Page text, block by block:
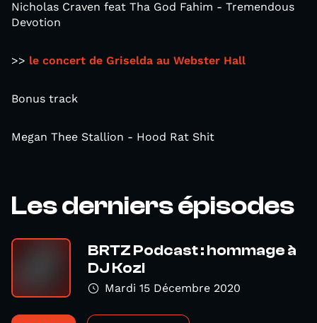
Nicholas Craven feat Tha God Fahim - Tremendous
Devotion
>> le concert de Griselda au Webster Hall
Bonus track
Megan Thee Stallion - Hood Rat Shit
Les derniers épisodes
BRTZ Podcast : hommage à
DJ Kozi
Mardi 15 Décembre 2020